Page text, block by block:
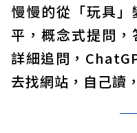
慢慢的從「玩具
平，概念式提問
詳細追問，
去找網站，自己讀